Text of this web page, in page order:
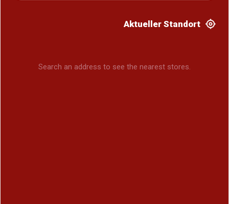
Aktueller Standort
Search an address to see the nearest stores.